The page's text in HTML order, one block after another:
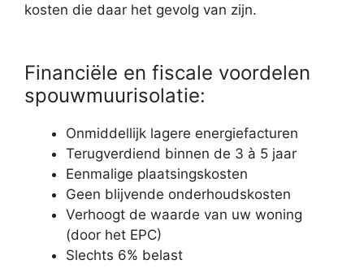
kosten die daar het gevolg van zijn.
Financiële en fiscale voordelen
spouwmuurisolatie:
Onmiddellijk lagere energiefacturen
Terugverdiend binnen de 3 à 5 jaar
Eenmalige plaatsingskosten
Geen blijvende onderhoudskosten
Verhoogt de waarde van uw woning
(door het EPC)
Slechts 6% belast